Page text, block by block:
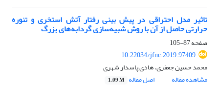
تاثیر مدل احتراقی در پیش بینی رفتار آتش استخری و تنوره
حرارتی حاصل از آن با روش شبیه‌سازی گردابه‌های بزرگ
صفحه87-105
10.22034/jfnc.2019.97409
محمد حسین جعفری، هادی پاسدار شهری
مشاهده مقاله
اصل مقاله 1.09 M